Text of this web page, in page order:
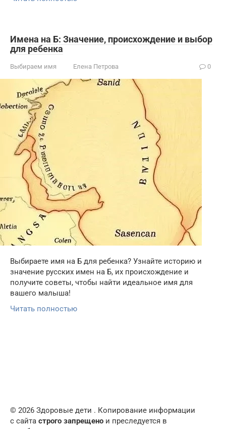
Имена на Б: Значение, происхождение и выбор
для ребенка
Выбираем имя Елена Петрова 0
Выбираете имя на Б для ребенка? Узнайте историю и
значение русских имен на Б, их происхождение и
получите советы, чтобы найти идеальное имя для
вашего малыша!
Читать полностью
© 2026 Здоровые дети . Копирование информации
с сайта строго запрещено и преследуется в